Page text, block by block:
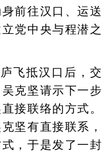
前往汉口、运送
党中央与程潜之
飞抵汉口后，交
克坚请示下一步
接联络的方式。
坚有直接联系，
，于是发了一封